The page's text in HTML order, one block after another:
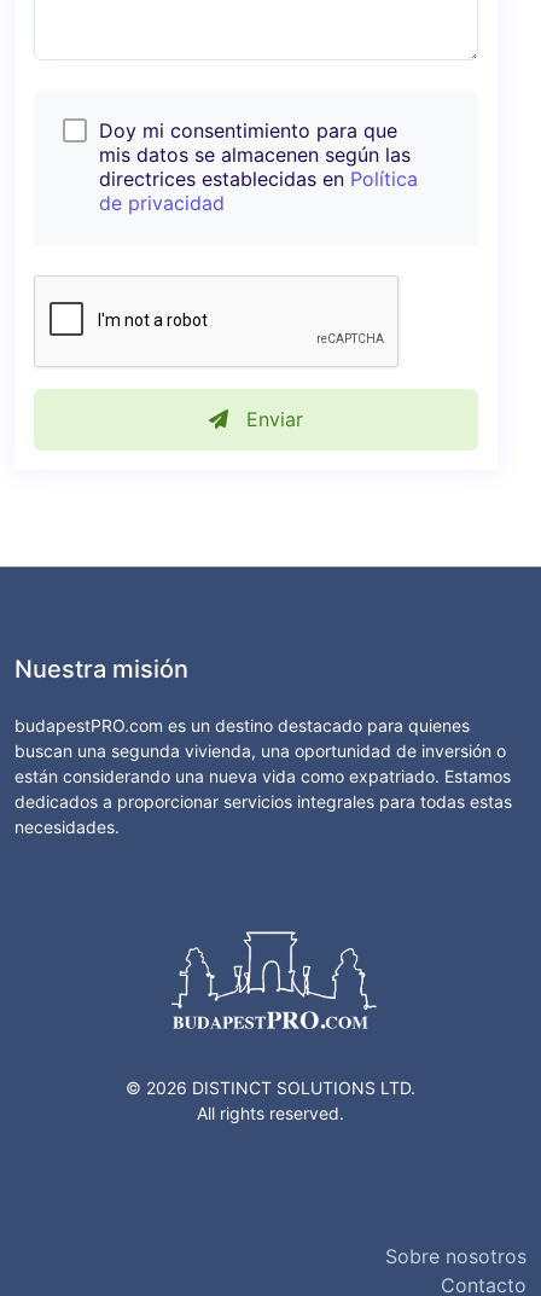
Doy mi consentimiento para que
mis datos se almacenen según las
directrices establecidas en Política
de privacidad
Enviar
Nuestra misión
budapestPRO.com es un destino destacado para quienes
buscan una segunda vivienda, una oportunidad de inversión o
están considerando una nueva vida como expatriado. Estamos
dedicados a proporcionar servicios integrales para todas estas
necesidades.
© 2026 DISTINCT SOLUTIONS LTD.
All rights reserved.
Sobre nosotros
Contacto